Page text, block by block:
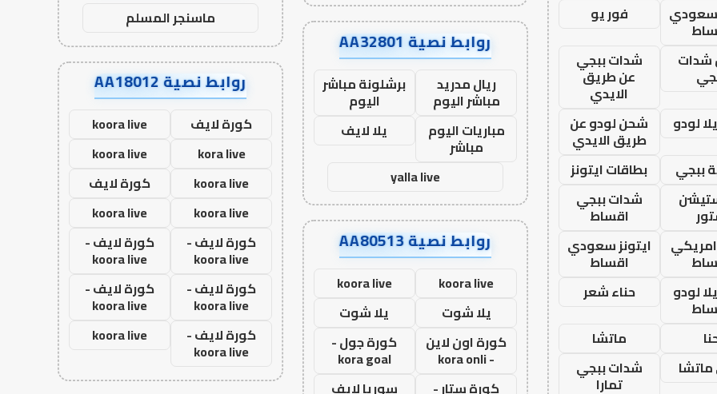
سعودي
فور يو
شدات ببجي
عن طريق
الايدي
لودو
شحن لودو عن
طريق الايدي
ببجي
بطاقات ايتونز
شدات ببجي
اقساط
امريكي
ايتونز سعودي
اقساط
لودو
حناء شعر
ماتشا
شدات ببجي
تمارا
روابط نصية AA32801
ريال مدريد
مباشر اليوم
برشلونة مباشر
اليوم
مباريات اليوم
مباشر
يلا لايف
yalla live
روابط نصية AA80513
koora live
koora live
يلا شوت
يلا شوت
كورة اون لاين
- kora onli
كورة جول -
kora goal
كورة ستار -
سوريا لايف
ماسنجر المسلم
روابط نصية AA18012
كورة لايف
koora live
kora live
koora live
koora live
كورة لايف
koora live
koora live
كورة لايف -
koora live
كورة لايف -
koora live
كورة لايف -
koora live
كورة لايف -
koora live
كورة لايف -
koora live
koora live